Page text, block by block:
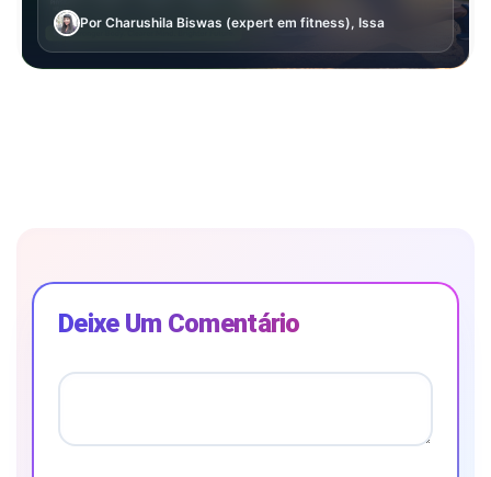
Por Charushila Biswas (expert em fitness), Issa
Deixe Um Comentário